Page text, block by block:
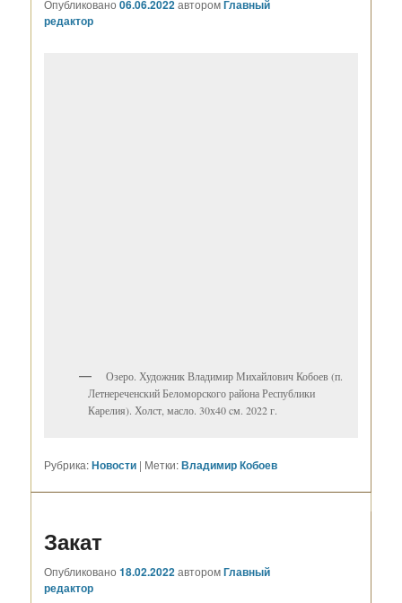
Опубликовано06.06.2022авторомГлавный
редактор
Озеро. Художник Владимир Михайлович Кобоев (п.
Летнереченский Беломорского района Республики
Карелия). Холст, масло. 30х40 cм. 2022 г.
Рубрика:Новости | Метки:Владимир Кобоев
Закат
Опубликовано18.02.2022авторомГлавный
редактор